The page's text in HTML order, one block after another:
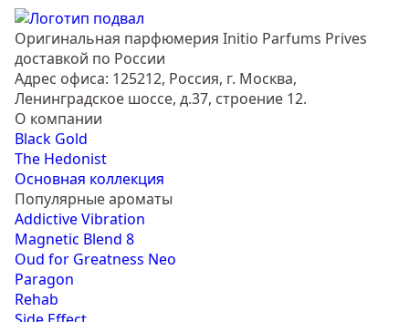
Оригинальная парфюмерия Initio Parfums Prives
доставкой по России
Адрес офиса: 125212, Россия, г. Москва,
Ленинградское шоссе, д.37, строение 12.
О компании
Black Gold
The Hedonist
Основная коллекция
Популярные ароматы
Addictive Vibration
Magnetic Blend 8
Oud for Greatness Neo
Paragon
Rehab